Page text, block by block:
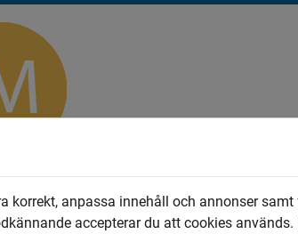
korrekt, anpassa innehåll och annonser
accepterar du att cookies används.